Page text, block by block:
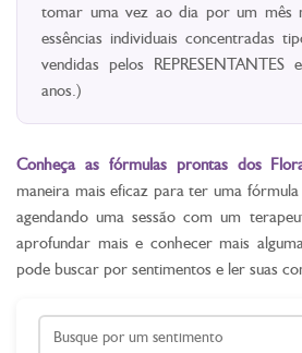
tomar uma vez ao dia por um mês
essências individuais concentradas
vendidas pelos
anos.)
Conheça as fórmulas prontas dos
maneira mais eficaz para ter uma
agendando uma sessão com um
aprofundar mais e conhecer mais
pode buscar por sentimentos e ler suas